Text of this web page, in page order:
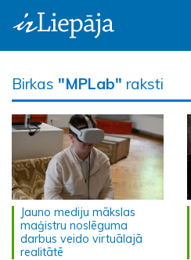
Birkas "MPLab" raksti
Jauno mediju mākslas
maģistru noslēguma
darbus veido virtuālajā
realitātē